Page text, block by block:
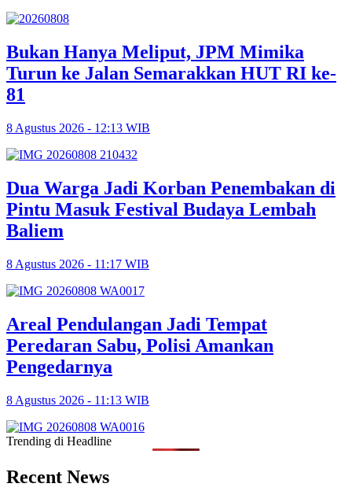
Bukan Hanya Meliput, JPM Mimika
Turun ke Jalan Semarakkan HUT RI ke-
81
8 Agustus 2026 - 12:13 WIB
Dua Warga Jadi Korban Penembakan di
Pintu Masuk Festival Budaya Lembah
Baliem
8 Agustus 2026 - 11:17 WIB
Areal Pendulangan Jadi Tempat
Peredaran Sabu, Polisi Amankan
Pengedarnya
8 Agustus 2026 - 11:13 WIB
Trending di Headline
Recent News